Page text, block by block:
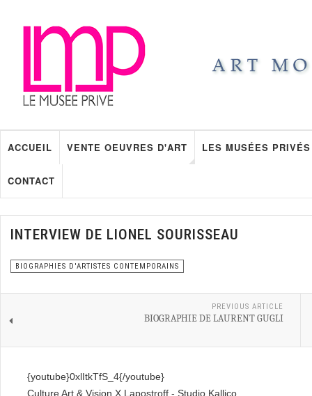
ACCUEIL VENTE OEUVRES D'ART LES MUSÉES PRIVÉS
CONTACT
INTERVIEW DE LIONEL SOURISSEAU
BIOGRAPHIES D'ARTISTES CONTEMPORAINS
PREVIOUS ARTICLE
BIOGRAPHIE DE LAURENT GUGLI
{youtube}0xlItkTfS_4{/youtube}
Culture Art & Vision X Lapostroff - Studio Kallico